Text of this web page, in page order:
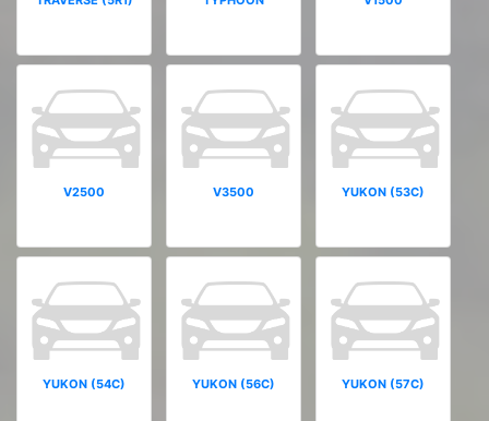
V2500 V3500 YUKON (53C)
YUKON (54C) YUKON (56C) YUKON (57C)